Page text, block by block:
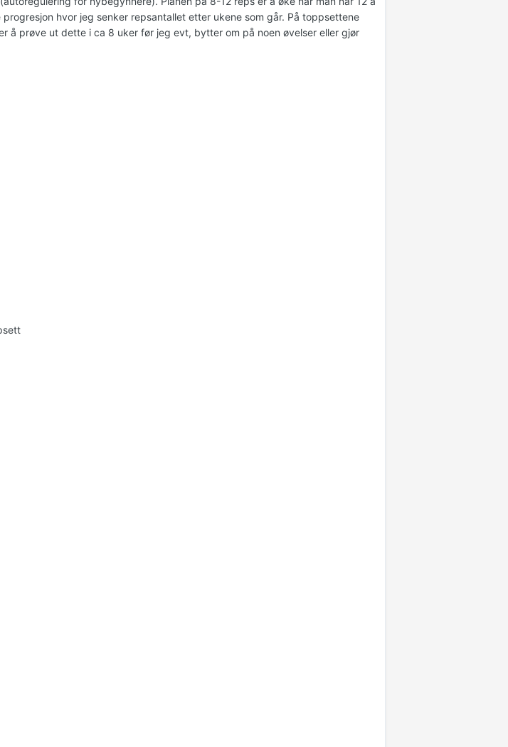
hvor jeg senker repsantallet etter ukene som går. På toppsettene
å prøve ut dette i ca 8 uker før jeg evt, bytter om på noen øvelser eller gjør